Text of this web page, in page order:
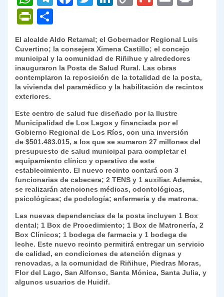
h
at
s
A
p
p
gr
a
m
e
b
o
o
k
er e
dI
n
y
Li
n
k
l
l
P
ri
nt
Fr
ie
n
dl
y
o
m
p
ar
tir
El alcalde Aldo Retamal; el Gobernador Regional Luis
Cuvertino; la consejera Ximena Castillo; el concejo
municipal y la comunidad de Riñihue y alrededores
inauguraron la Posta de Salud Rural. Las obras
contemplaron la reposición de la totalidad de la posta,
la vivienda del paramédico y la habilitación de recintos
exteriores.
Este centro de salud fue diseñado por la Ilustre
Municipalidad de Los Lagos y financiada por el
Gobierno Regional de Los Ríos, con una inversión
de $501.483.015, a los que se sumaron 27 millones del
presupuesto de salud municipal para completar el
equipamiento clínico y operativo de este
establecimiento. El nuevo recinto contará con 3
funcionarias de cabecera; 2 TENS y 1 auxiliar. Además,
se realizarán atenciones médicas, odontológicas,
psicológicas; de podología; enfermería y de matrona.
Las nuevas dependencias de la posta incluyen 1 Box
dental; 1 Box de Procedimiento; 1 Box de Matronería, 2
Box Clínicos; 1 bodega de farmacia y 1 bodega de
leche. Este nuevo recinto permitirá entregar un servicio
de calidad, en condiciones de atención dignas y
renovadas, a la comunidad de Riñihue, Piedras Moras,
Flor del Lago, San Alfonso, Santa Mónica, Santa Julia, y
algunos usuarios de Huidif.